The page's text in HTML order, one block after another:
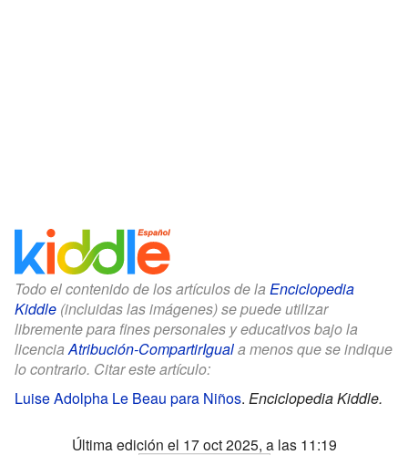
Todo el contenido de los artículos de la Enciclopedia
Kiddle (incluidas las imágenes) se puede utilizar
libremente para fines personales y educativos bajo la
licenciaAtribución-CompartirIguala menos que se indique
lo contrario. Citar este artículo:
Luise Adolpha Le Beau para Niños. Enciclopedia Kiddle.
Última edición el 17 oct 2025, a las 11:19